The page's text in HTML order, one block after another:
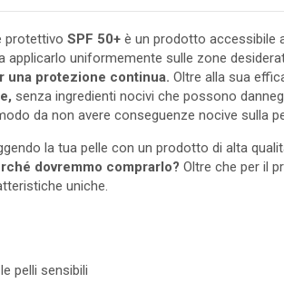
protettivo SPF 50+ è un prodotto accessibile
uniformemente sulle zone
protezione continua. Oltre alla sua
senza ingredienti nocivi che possono
da non avere conseguenze nocive sulla
la tua pelle con un prodotto di alta
dovremmo comprarlo? Oltre che per il
uniche.
pelli sensibili